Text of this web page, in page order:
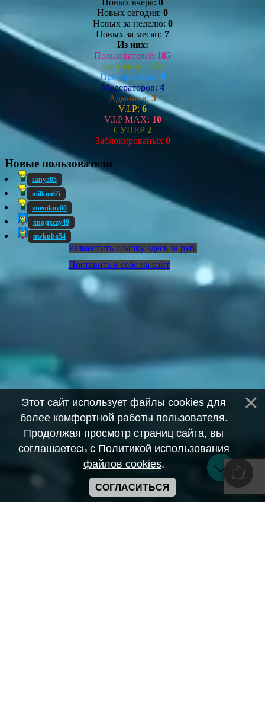
Новых сегодня: 0
Новых за неделю: 0
Новых за месяц: 7
Из них:
Пользователей 185
Постоянные: 26
Проверенных: 9
Модераторов: 4
Админов:3
V.I.P: 6
V.I.P MAX: 10
СУПЕР 2
Заблокированых 0
Новые пользователи
sanya05
milkon65
vnemkov60
xnqqxczy49
uwkuba54
Разместить ссылку здесь за руб.
Поставить к себе на сайт
Этот сайт использует файлы cookies для
более комфортной работы пользователя.
Продолжая просмотр страниц сайта, вы
соглашаетесь с Политикой использования
файлов cookies.
СОГЛАСИТЬСЯ